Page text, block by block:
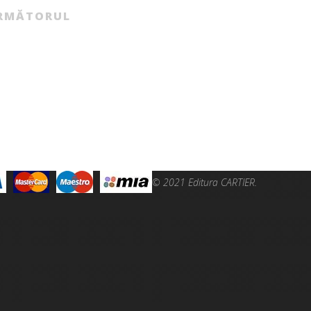
© 2021 Editura CARTIER.